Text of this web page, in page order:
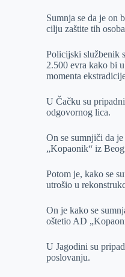
Sumnja se da je on
cilju zaštite tih
Policijski službenik
2.500 evra kako bi
momenta
U Čačku su
odgovornog lica.
On se sumnjiči da
„Kopaonik“ iz
Potom je, kako se
utrošio u
On je kako se
oštetio AD
U Jagodini su
poslovanju.